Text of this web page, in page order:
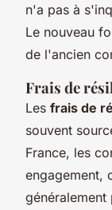
n'a pas à
Le nouveau
de l'ancien
Frais de
Les frais de
souvent
France, les
engagement,